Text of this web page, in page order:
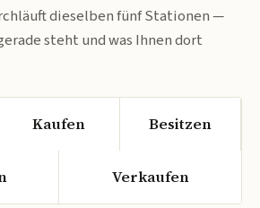
dieselben fünf Stationen —
steht und was Ihnen dort
Kaufen Besitzen
Verkaufen